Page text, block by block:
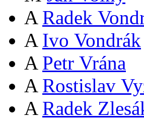
A Radek
A Ivo Vondrák
A Petr Vrána
A Rostislav
A Radek